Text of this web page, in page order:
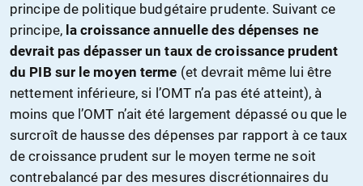
principe de politique budgétaire prudente. Suivant ce
principe,la croissance annuelle des dépenses ne
devrait pas dépasser un taux de croissance prudent
du PIB sur le moyen terme (et devrait même lui être
nettement inférieure, si l’OMT n’a pas été atteint), à
moins que l’OMT n’ait été largement dépassé ou que le
surcroît de hausse des dépenses par rapport à ce taux
de croissance prudent sur le moyen terme ne soit
contrebalancé par des mesures discrétionnaires du